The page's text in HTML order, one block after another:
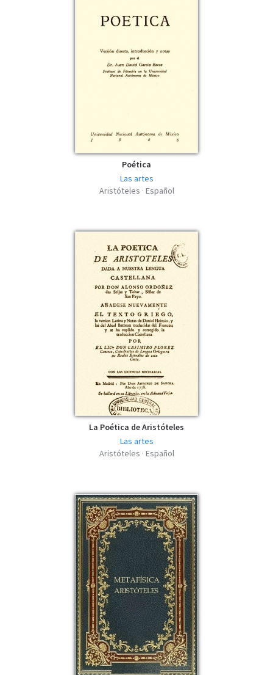
Poética
Las artes
Aristóteles · Español
La Poética de Aristóteles
Las artes
Aristóteles · Español